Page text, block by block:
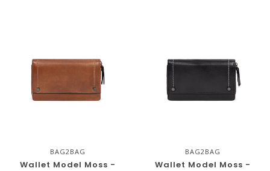
BAG2BAG
Wallet Model Moss -
BAG2BAG
Wallet Model Moss -